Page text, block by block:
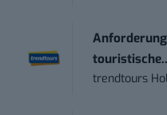
trendtours